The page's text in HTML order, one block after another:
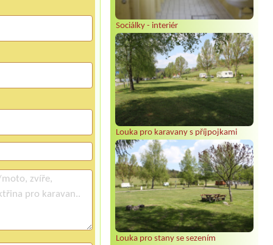
Sociálky - interiér
Louka pro karavany s příjpojkami
Louka pro stany se sezením